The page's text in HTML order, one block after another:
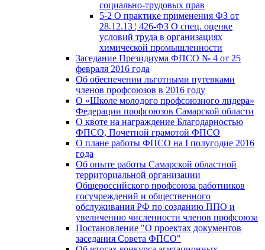
социально-трудовых прав
5-2 О практике применения ФЗ от
28.12.13 ¦ 426-ФЗ О спец. оценке
условий труда в организациях
химической промышленности
Заседание Президиума ФПСО № 4 от 25
февраля 2016 года
Об обеспечении льготными путевками
членов профсоюзов в 2016 году
О «Школе молодого профсоюзного лидера»
Федерации профсоюзов Самарской области
О квоте на награждение Благодарностью
ФПСО, Почетной грамотой ФПСО
О плане работы ФПСО на I полугодие 2016
года
Об опыте работы Самарской областной
территориальной организации
Общероссийского профсоюза работников
госучреждений и общественного
обслуживания РФ по созданию ППО и
увеличению численности членов профсоюза
Постановление "О проектах документов
заседания Совета ФПСО"